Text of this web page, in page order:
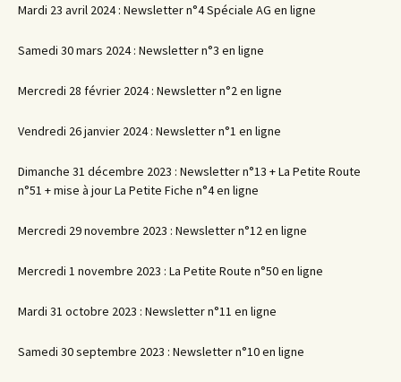
Mardi 23 avril 2024 : Newsletter n°4 Spéciale AG en ligne
Samedi 30 mars 2024 : Newsletter n°3 en ligne
Mercredi 28 février 2024 : Newsletter n°2 en ligne
Vendredi 26 janvier 2024 : Newsletter n°1 en ligne
Dimanche 31 décembre 2023 : Newsletter n°13 + La Petite Route
n°51 + mise à jour La Petite Fiche n°4 en ligne
Mercredi 29 novembre 2023 : Newsletter n°12 en ligne
Mercredi 1 novembre 2023 : La Petite Route n°50 en ligne
Mardi 31 octobre 2023 : Newsletter n°11 en ligne
Samedi 30 septembre 2023 : Newsletter n°10 en ligne